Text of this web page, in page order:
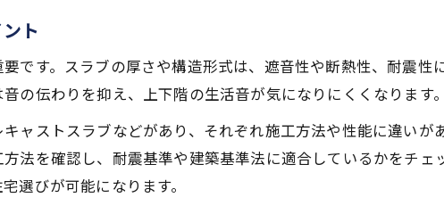
スラブ建築用語とその実際の活用法
住宅選びに役立つスラブ建築用語の基本
スラブ構造理解に必要な用語と解説
コンクリートスラブの用語を正しく使うコツ
壁や床と比較したスラブ用語の違い
スラブ建築用語を活かすチェックポイント
ト
です。スラブの厚さや構造形式は、遮音性や断熱性、耐震性
の伝わりを抑え、上下階の生活音が気になりにくくなります。
ャストスラブなどがあり、それぞれ施工方法や性能に違いが
法を確認し、耐震基準や建築基準法に適合しているかをチェ
選びが可能になります。